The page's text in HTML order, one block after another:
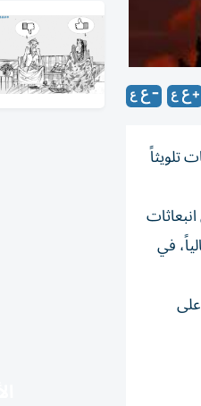
تلويثاً
أنها مسؤولة ما بين 8% و10% من إجمالي انبعاثات
في
على